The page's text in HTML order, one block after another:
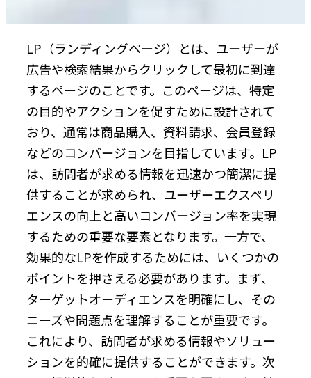
LP（ランディングページ）とは、ユーザーが
広告や検索結果からクリックして最初に到達
するページのことです。このページは、特定
の目的やアクションを促すために設計されて
おり、通常は商品購入、資料請求、会員登録
などのコンバージョンを目指しています。LP
は、訪問者が求める情報を迅速かつ簡潔に提
供することが求められ、ユーザーエクスペリ
エンスの向上と高いコンバージョン率を実現
するための重要な要素となります。一方で、
効果的なLPを作成するためには、いくつかの
ポイントを押さえる必要があります。まず、
ターゲットオーディエンスを明確にし、その
ニーズや問題点を理解することが重要です。
これにより、訪問者が求める情報やソリュー
ションを的確に提供することができます。次